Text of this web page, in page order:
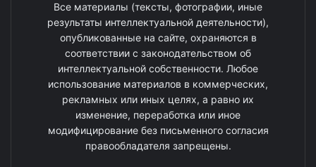
Все материалы (тексты, фотографии, иные
результаты интеллектуальной деятельности),
опубликованные на сайте, охраняются в
соответствии с законодательством об
интеллектуальной собственности. Любое
использование материалов в коммерческих,
рекламных или иных целях, а равно их
изменение, переработка или иное
модифицирование без письменного согласия
правообладателя запрещены.